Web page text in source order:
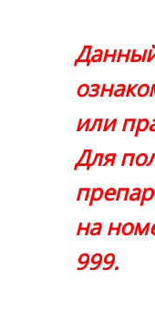
или
Для
на
999.